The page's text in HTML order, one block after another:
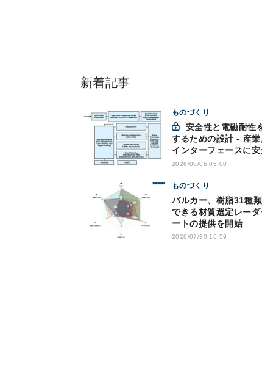
新着記事
ものづくり
するための設計 - 産業
インターフェースに
を適用する
2026/08/06 06:00
ものづくり
バルカー、樹脂31種
できる材質選定レーダ
ートの提供を開始
2026/07/30 16:59